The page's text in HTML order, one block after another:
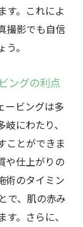
す。これによ
撮影でも自信
。
ングの利点
ービングは多
にわたり、
ことができま
や仕上がりの
術のタイミン
で、肌の赤み
。さらに、